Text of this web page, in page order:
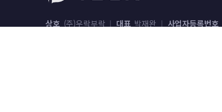
상호 (주)우락부락 | 대표 박재완 | 사업자등록번호